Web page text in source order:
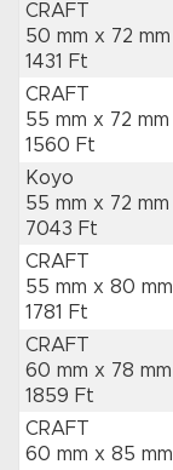
CRAFT
50 mm x 72 mm
1431 Ft
CRAFT
55 mm x 72 mm
1560 Ft
Koyo
55 mm x 72 mm
7043 Ft
CRAFT
55 mm x 80 mm
1781 Ft
CRAFT
60 mm x 78 mm
1859 Ft
CRAFT
60 mm x 85 mm